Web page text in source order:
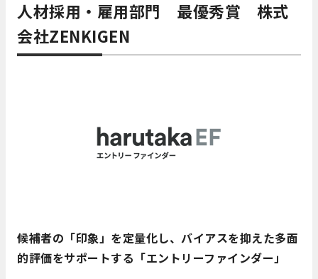
人材採用・雇用部門 最優秀賞 株式
会社ZENKIGEN
候補者の「印象」を定量化し、バイアスを抑えた多面
的評価をサポートする「エントリーファインダー」